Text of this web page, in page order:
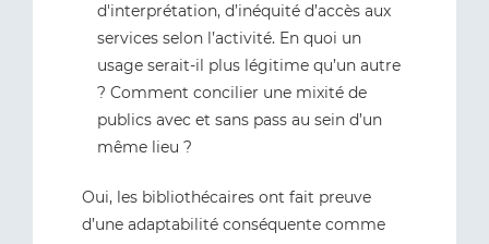
d'interprétation, d’inéquité d’accès aux
services selon l’activité. En quoi un
usage serait-il plus légitime qu’un autre
? Comment concilier une mixité de
publics avec et sans pass au sein d’un
même lieu ?
Oui, les bibliothécaires ont fait preuve
d’une adaptabilité conséquente comme